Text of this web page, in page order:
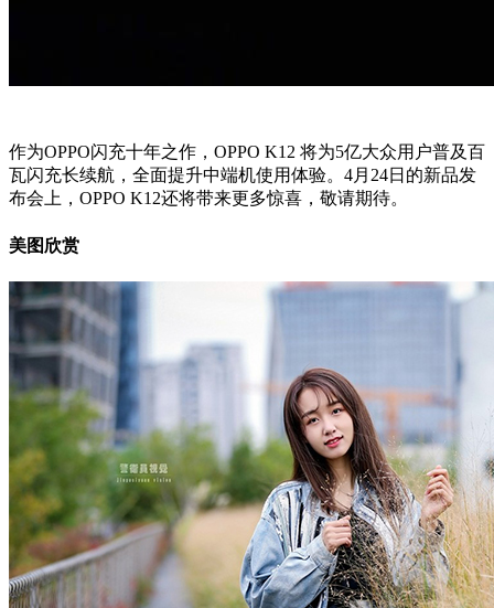
作为OPPO闪充十年之作，OPPO K12 将为5亿大众用户普及百
瓦闪充长续航，全面提升中端机使用体验。4月24日的新品发
布会上，OPPO K12还将带来更多惊喜，敬请期待。
美图欣赏